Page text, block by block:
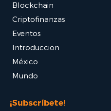
Blockchain
Criptofinanzas
Eventos
Introduccion
México
Mundo
¡Subscríbete!